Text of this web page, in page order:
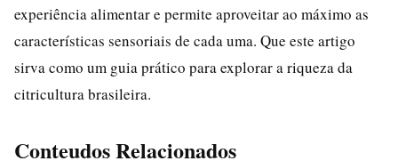
experiência alimentar e permite aproveitar ao máximo as
características sensoriais de cada uma. Que este artigo
sirva como um guia prático para explorar a riqueza da
citricultura brasileira.
Conteudos Relacionados